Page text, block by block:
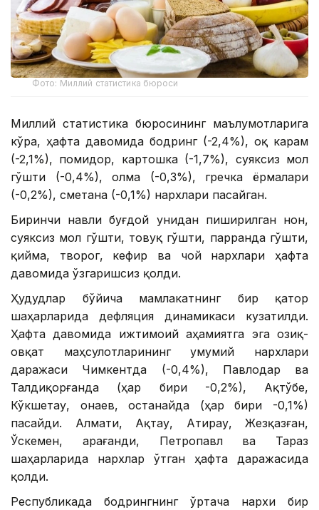
Фото: Миллий статистика бюроси
Миллий статистика бюросининг маълумотларига
кўра, ҳафта давомида бодринг (-2,4%), оқ карам
(-2,1%), помидор, картошка (-1,7%), суяксиз мол
гўшти (-0,4%), олма (-0,3%), гречка ёрмалари
(-0,2%), сметана (-0,1%) нархлари пасайган.
Биринчи навли буғдой унидан пиширилган нон,
суяксиз мол гўшти, товуқ гўшти, парранда гўшти,
қийма, творог, кефир ва чой нархлари ҳафта
давомида ўзгаришсиз қолди.
Ҳудудлар бўйича мамлакатнинг бир қатор
шаҳарларида дефляция динамикаси кузатилди.
Ҳафта давомида ижтимоий аҳамиятга эга озиқ-
овқат маҳсулотларининг умумий нархлари
даражаси Чимкентда (-0,4%), Павлодар ва
Талдиқорғанда (ҳар бири -0,2%), Ақтўбе,
Кўкшетау, Қонаев, Қостанайда (ҳар бири -0,1%)
пасайди. Алмати, Ақтау, Атирау, Жезқазған,
Ўскемен, Қарағанди, Петропавл ва Тараз
шаҳарларида нархлар ўтган ҳафта даражасида
қолди.
Республикада бодрингнинг ўртача нархи бир